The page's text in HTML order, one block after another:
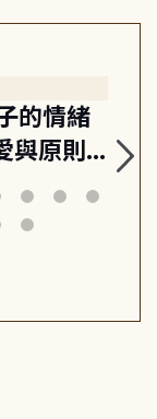
的情緒
與原則,
的安定
行動練
關